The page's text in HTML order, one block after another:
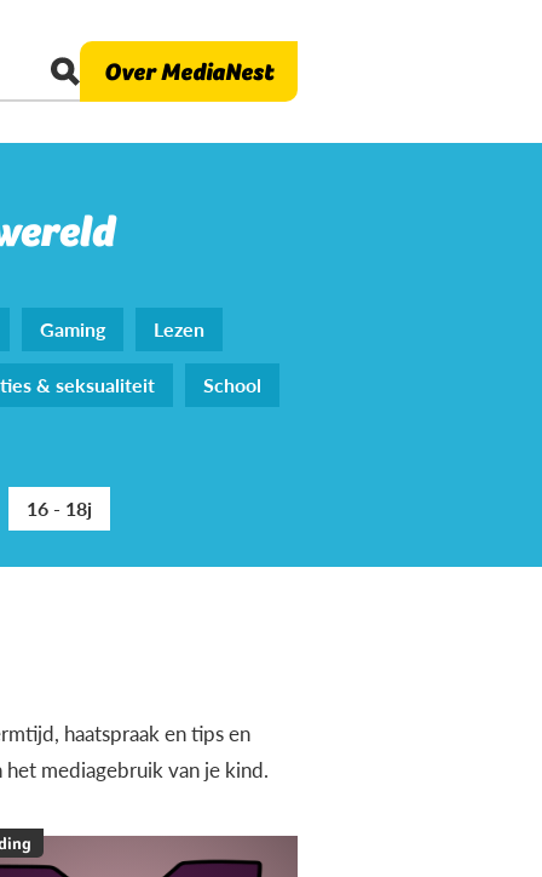
Over MediaNest
Gaming
Lezen
& seksualiteit
School
16 - 18j
haatspraak en tips en
mediagebruik van je kind.